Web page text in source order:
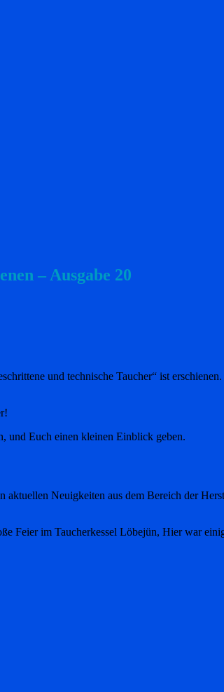
– Ausgabe 20
und technische Taucher“ ist
und Euch einen kleinen Einblick geben.
Neuigkeiten aus dem Bereich der
Feier im Taucherkessel Löbejün, Hier war